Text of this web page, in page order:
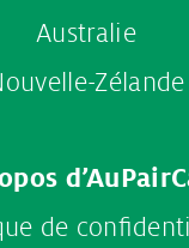
Australie
Zélande
de